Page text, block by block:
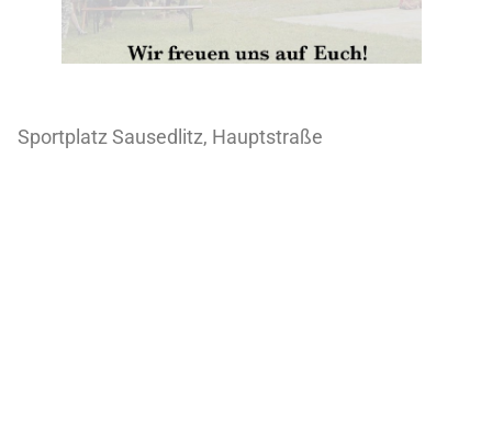
Sportplatz Sausedlitz, Hauptstraße